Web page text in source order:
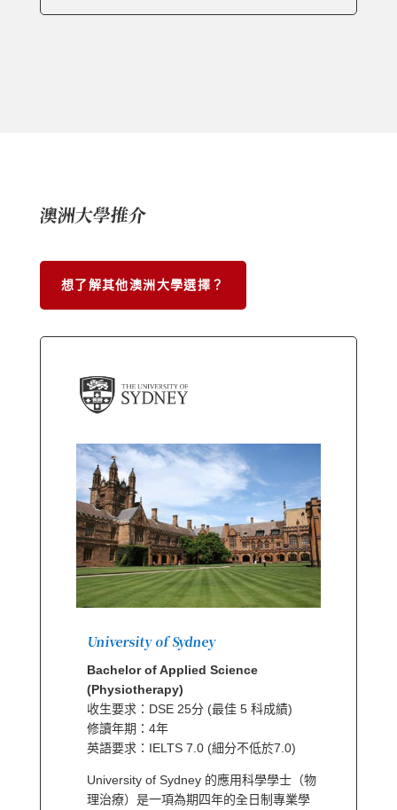
澳洲大學推介
想了解其他澳洲大學選擇？
University of Sydney
Bachelor of Applied Science
(Physiotherapy)
收生要求：DSE 25分 (最佳 5 科成績)
修讀年期：4年
英語要求：IELTS 7.0 (細分不低於7.0)
University of Sydney 的應用科學學士（物
理治療）是一項為期四年的全日制專業學